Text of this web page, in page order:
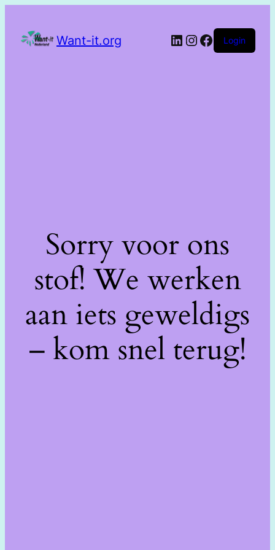
Want-it.org Login
Sorry voor ons
stof! We werken
aan iets geweldigs
– kom snel terug!